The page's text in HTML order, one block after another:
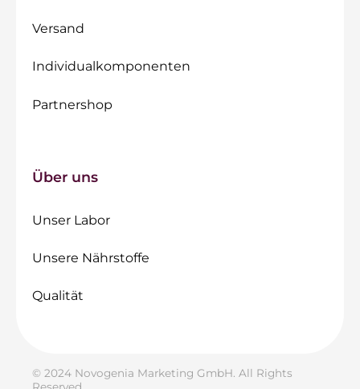
Versand
Individualkomponenten
Partnershop
Über uns
Unser Labor
Unsere Nährstoffe
Qualität
© 2024 Novogenia Marketing GmbH. All Rights